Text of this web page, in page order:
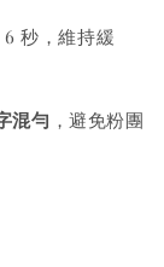
6 秒，維持緩
混勻 ，避免粉團